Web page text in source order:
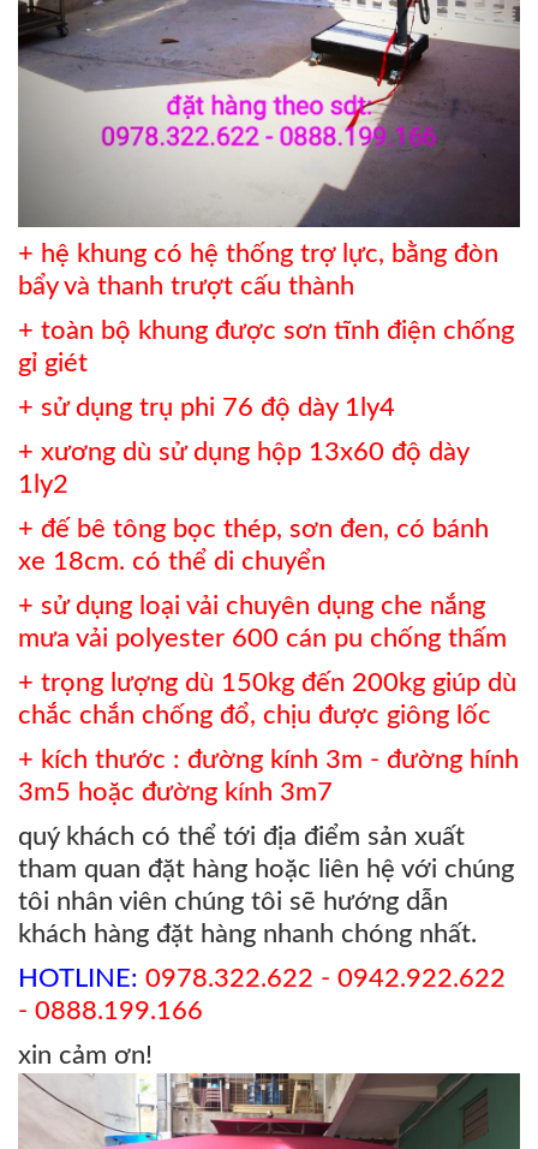
+ hệ khung có hệ thống trợ lực, bằng đòn
bẩy và thanh trượt cấu thành
+ toàn bộ khung được sơn tĩnh điện chống
gỉ giét
+ sử dụng trụ phi 76 độ dày 1ly4
+ xương dù sử dụng hộp 13x60 độ dày
1ly2
+ đế bê tông bọc thép, sơn đen, có bánh
xe 18cm. có thể di chuyển
+ sử dụng loại vải chuyên dụng che nắng
mưa vải polyester 600 cán pu chống thấm
+ trọng lượng dù 150kg đến 200kg giúp dù
chắc chắn chống đổ, chịu được giông lốc
+ kích thước : đường kính 3m - đường hính
3m5 hoặc đường kính 3m7
quý khách có thể tới địa điểm sản xuất
tham quan đặt hàng hoặc liên hệ với chúng
tôi nhân viên chúng tôi sẽ hướng dẫn
khách hàng đặt hàng nhanh chóng nhất.
HOTLINE: 0978.322.622 - 0942.922.622
- 0888.199.166
xin cảm ơn!